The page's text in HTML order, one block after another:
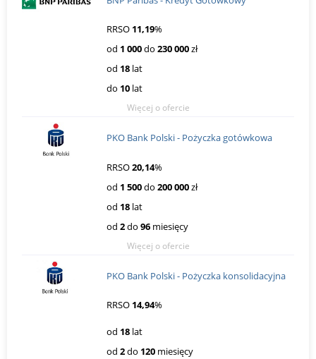
RRSO 11,19%
od 1 000do 230 000zł
od 18 lat
do 10 lat
Więcej o ofercie
PKO Bank Polski - Pożyczka gotówkowa
RRSO20,14%
od 1 500do 200 000zł
od 18 lat
od 2do 96 miesięcy
Więcej o ofercie
PKO Bank Polski - Pożyczka konsolidacyjna
RRSO 14,94%
od 18 lat
od 2do 120 miesięcy